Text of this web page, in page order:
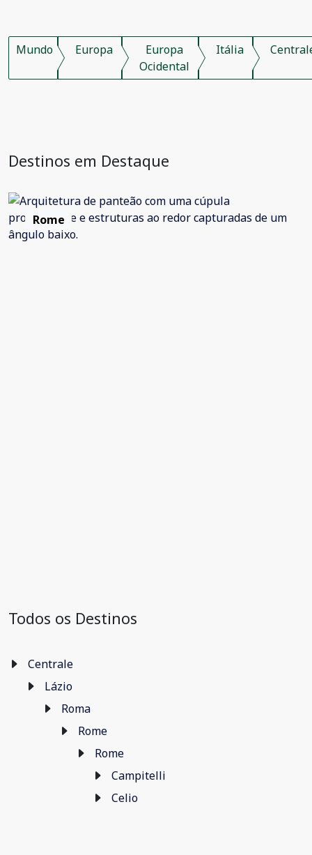
Mundo Europa
Europa
Ocidental
Itália
Destinos em Destaque
Rome
Todos os Destinos
Centrale
Lázio
Roma
Rome
Rome
Campitelli
Celio